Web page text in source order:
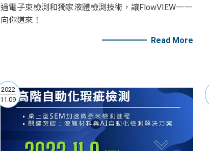
過電子束檢測和獨家液體檢測技術，讓FlowVIEW一一
向你道來！
Read More
2022
11.09